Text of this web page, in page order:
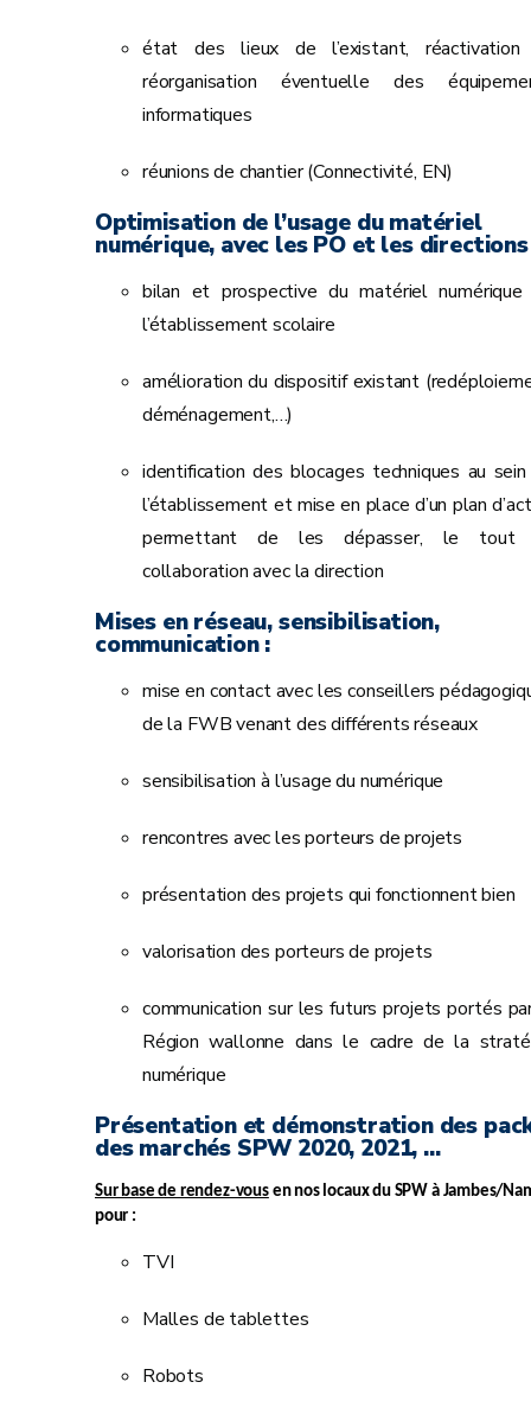
état des lieux de l’existant,
réorganisation éventuelle des
informatiques
réunions de chantier (Connectivité, EN)
Optimisation de l’usage du matériel
numérique, avec les PO et les
bilan et prospective du matériel
l’établissement scolaire
amélioration du dispositif existant
déménagement,…)
identification des blocages techniques au
l’établissement et mise en place d’un plan
permettant de les dépasser, le tout
collaboration avec la direction
Mises en réseau, sensibilisation,
communication :
mise en contact avec les conseillers
de la FWB venant des différents réseaux
sensibilisation à l’usage du numérique
rencontres avec les porteurs de projets
présentation des projets qui fonctionnent bien
valorisation des porteurs de projets
communication sur les futurs projets portés
Région wallonne dans le cadre de la
numérique
Présentation et démonstration des
des marchés SPW 2020, 2021, ...
Sur base de rendez-vousen nos locaux du SPW à Jambes/
pour :
TVI
Malles de tablettes
Robots